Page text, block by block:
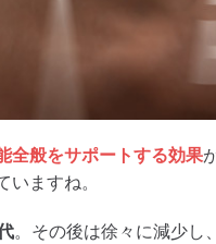
全般をサポートする効果
ますね。
。その後は徐々に減少し、